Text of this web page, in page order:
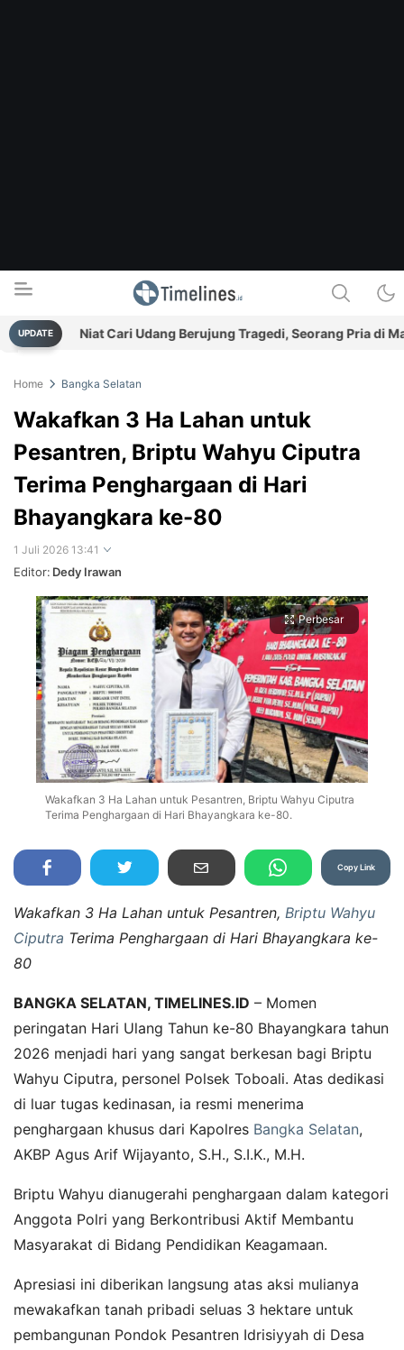
Timelines.id
Media Literasi, Sejarah & Budaya
UPDATENiat Cari Udang Berujung Tragedi, Seorang Pria di
Home Bangka Selatan
Wakafkan 3 Ha Lahan untuk
Pesantren, Briptu Wahyu Ciputra
Terima Penghargaan di Hari
Bhayangkara ke-80
1 Juli 2026 13:41
Editor: Dedy Irawan
Perbesar
Wakafkan 3 Ha Lahan untuk Pesantren, Briptu Wahyu Ciputra
Terima Penghargaan di Hari Bhayangkara ke-80.
Copy Link
Wakafkan 3 Ha Lahan untuk Pesantren, Briptu Wahyu
Ciputra Terima Penghargaan di Hari Bhayangkara ke-
80
BANGKA SELATAN, TIMELINES.ID – Momen
peringatan Hari Ulang Tahun ke-80 Bhayangkara tahun
2026 menjadi hari yang sangat berkesan bagi Briptu
Wahyu Ciputra, personel Polsek Toboali. Atas dedikasi
di luar tugas kedinasan, ia resmi menerima
penghargaan khusus dari Kapolres Bangka Selatan,
AKBP Agus Arif Wijayanto, S.H., S.I.K., M.H.
Briptu Wahyu dianugerahi penghargaan dalam kategori
Anggota Polri yang Berkontribusi Aktif Membantu
Masyarakat di Bidang Pendidikan Keagamaan.
Apresiasi ini diberikan langsung atas aksi mulianya
mewakafkan tanah pribadi seluas 3 hektare untuk
pembangunan Pondok Pesantren Idrisiyyah di Desa